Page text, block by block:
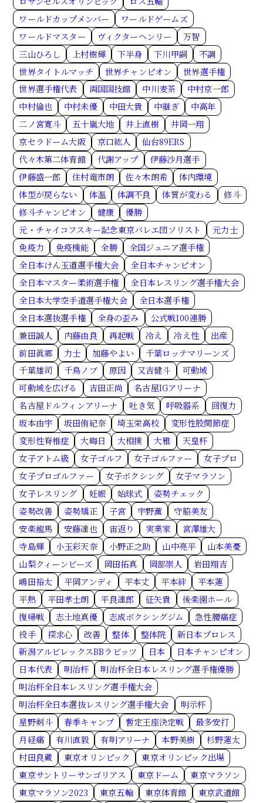
ワールドカップメンバー
ワールドゲームズ
ワールドマスター
ヴィクターヘンリー
万智
三山ひろし
上村樹輝 下半身 下川甲嗣
不調
世界タイトルマッチ
世界チャンピオン
世界選手権
世界選手権代表
両国国技館 中川麦茶
中村京一郎
中村倫也
中村未優 中田大貴 中継ぎ
中高年
二ノ宮寛斗
五十嵐大地 井上直樹
井岡一翔
京セラドーム大阪
京口紘人
仙台89ERS
代々木第二体育館
代謝アップ
伊藤沙月選手
伊藤盛一郎
住村竜市朗 佐々木朗希
体内環境
体型が戻らない
体温 体調不良 体質が変わる
修斗
修斗チャンピオン
健康
優勝
元・チャイコフスキー記念東京バレエ団ソリスト
元力士
免疫力
免疫機能 全勝
全国ジュニア選手権
全日本けん玉道選手権大会
全日本チャンピオン
全日本マスター柔術選手権
全日本レスリング選手権大会
全日本大学空手道選手権大会
全日本選手権
全日本選抜選手権
全身の歪み
公式戦100連勝
兼田誠人
内藤由良 再起戦 冷え 冷え性
出産
前田眞郷
力士 加藤やよい
千葉ロッテマリーンズ
千葉雄司
千鳥ノブ 原因 又吉健斗
可動域
可動域を広げる
吉田正尚
名古屋IGアリーナ
名古屋ドルフィンアリーナ
吐き気 呼吸器系
回復力
坂本由宇
坂田侑紀奈 埼玉栄高校
変形性股関節症
変形性脊椎症
大晦日 大相撲 大雅
天皇杯
女子アトム級
女子ゴルフ 女子ゴルファー
女子プロ
女子プロゴルファー
女子ボクシング
女子マラソン
女子レスリング
妊娠 始球式
姿勢チェック
姿勢改善
姿勢矯正 子宮 宇野薫
守脇美友
安楽龍馬
安藤達也 宙返り 実業家
宮澤雄大
寺島輝
小玉彩天奈 小野正之助 山中亮平
山本美憂
山梨クィーンビーズ
岡田拓真 岡部崇人
岩田翔吉
嶋田裕太
平岡アンディ 平本丈 平本絆
平本蓮
平熱
平田孝士朗 平良達郎 征矢貴
後楽園ホール
復帰戦
志土地真優 志成ボクシングジム
急性腰痛症
投手
探求心 改善 整体 整体院
新日本プロレス
新潟アルビレックスBBラビッツ
日本
日本チャンピオン
日本代表
明治杯
明治杯全日本レスリング選手権優勝
明治杯全日本レスリング選手権大会
明治杯全日本選抜レスリング選手権大会
明示杯
星野剣斗
春季キャンプ 暫定王座決定戦
最多安打
月経痛
有川直毅 有明アリーナ 本野美樹
杉野蓮太
村田良蔵
東京オリンピック
東京オリンピック出場
東京サントリーサンゴリアス
東京ドーム
東京マラソン
東京マラソン2023
東京五輪 東京体育館
東京武道館